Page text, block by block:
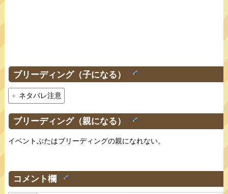
ブリーディング（子になる） †
ネタバレ注意
ブリーディング（親になる） †
イベントぶたはブリーディングの親になれない。
コメント欄 †